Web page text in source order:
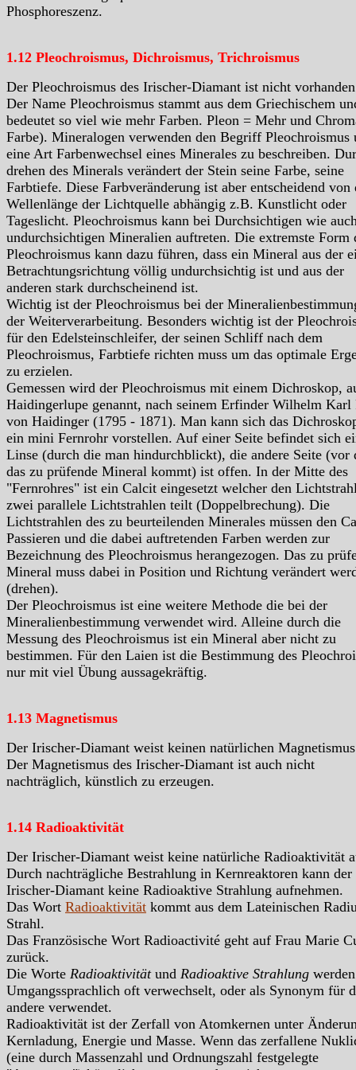
Phosphoreszenz.
1.12 Pleochroismus, Dichroismus, Trichroismus
Der Pleochroismus des Irischer-Diamant ist nicht
Der Name Pleochroismus stammt aus dem Griechischem
bedeutet so viel wie mehr Farben. Pleon = Mehr und
Farbe). Mineralogen verwenden den Begriff Pleochroismus
eine Art Farbenwechsel eines Minerales zu beschreiben.
drehen des Minerals verändert der Stein seine Farbe, seine
Farbtiefe. Diese Farbveränderung ist aber entscheidend von
Wellenlänge der Lichtquelle abhängig z.B. Kunstlicht oder
Tageslicht. Pleochroismus kann bei Durchsichtigen wie
undurchsichtigen Mineralien auftreten. Die extremste Form
Pleochroismus kann dazu führen, dass ein Mineral aus der
Betrachtungsrichtung völlig undurchsichtig ist und aus der
anderen stark durchscheinend ist.
Wichtig ist der Pleochroismus bei der
der Weiterverarbeitung. Besonders wichtig ist der
für den Edelsteinschleifer, der seinen Schliff nach dem
Pleochroismus, Farbtiefe richten muss um das optimale
zu erzielen.
Gemessen wird der Pleochroismus mit einem Dichroskop,
Haidingerlupe genannt, nach seinem Erfinder Wilhelm Karl
von Haidinger (1795 - 1871). Man kann sich das
ein mini Fernrohr vorstellen. Auf einer Seite befindet sich
Linse (durch die man hindurchblickt), die andere Seite (vor
das zu prüfende Mineral kommt) ist offen. In der Mitte des
"Fernrohres" ist ein Calcit eingesetzt welcher den
zwei parallele Lichtstrahlen teilt (Doppelbrechung). Die
Lichtstrahlen des zu beurteilenden Minerales müssen den
Passieren und die dabei auftretenden Farben werden zur
Bezeichnung des Pleochroismus herangezogen. Das zu
Mineral muss dabei in Position und Richtung verändert
(drehen).
Der Pleochroismus ist eine weitere Methode die bei der
Mineralienbestimmung verwendet wird. Alleine durch die
Messung des Pleochroismus ist ein Mineral aber nicht zu
bestimmen. Für den Laien ist die Bestimmung des
nur mit viel Übung aussagekräftig.
1.13 Magnetismus
Der Irischer-Diamant weist keinen natürlichen
Der Magnetismus des Irischer-Diamant ist auch nicht
nachträglich, künstlich zu erzeugen.
1.14 Radioaktivität
Der Irischer-Diamant weist keine natürliche Radioaktivität
Durch nachträgliche Bestrahlung in Kernreaktoren kann der
Irischer-Diamant keine Radioaktive Strahlung aufnehmen.
Das Wort Radioaktivität kommt aus dem Lateinischen
Strahl.
Das Französische Wort Radioactivité geht auf Frau Marie
zurück.
Die Worte Radioaktivitätund Radioaktive Strahlung werden
Umgangssprachlich oft verwechselt, oder als Synonym für
andere verwendet.
Radioaktivität ist der Zerfall von Atomkernen unter
Kernladung, Energie und Masse. Wenn das zerfallene
(eine durch Massenzahl und Ordnungszahl festgelegte